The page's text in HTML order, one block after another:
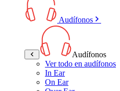
Audífonos
Audífonos
Ver todo en audífonos
In Ear
On Ear